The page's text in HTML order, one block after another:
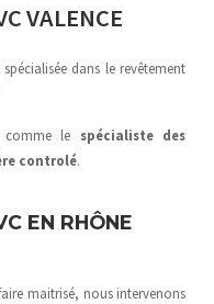
VALENCE
dans le revêtement
comme le spécialiste des
controlé.
EN RHÔNE
maitrisé, nous intervenons